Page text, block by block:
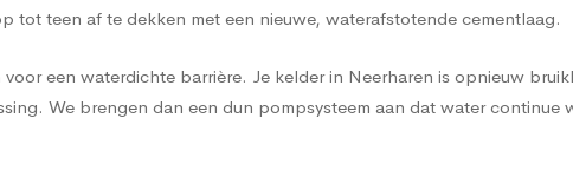
tot teen af te dekken met een nieuwe, waterafstotende cementlaag.
een waterdichte barrière. Je kelder in Neerharen is opnieuw
We brengen dan een dun pompsysteem aan dat water